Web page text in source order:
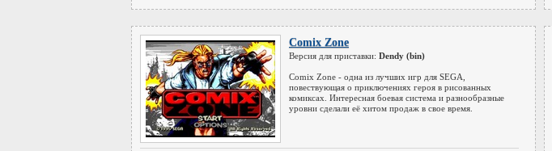
Comix Zone
Версия для приставки: Dendy (bin)
Comix Zone - одна из лучших игр для SEGA,
повествующая о приключениях героя в рисованных
комиксах. Интересная боевая система и разнообразные
уровни сделали её хитом продаж в свое время.